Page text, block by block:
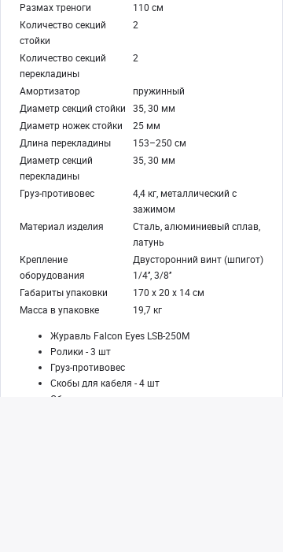
Размах треноги
110 см
Количество секций
стойки
2
Количество секций
перекладины
2
Амортизатор
пружинный
Диаметр секций стойки
35, 30 мм
Диаметр ножек стойки
25 мм
Длина перекладины
153–250 см
Диаметр секций
перекладины
35, 30 мм
Груз-противовес
4,4 кг, металлический с
зажимом
Материал изделия
Сталь, алюминиевый сплав,
латунь
Крепление
оборудования
Двусторонний винт (шпигот)
1/4’’, 3/8’’
Габариты упаковки
170 х 20 х 14 см
Масса в упаковке
19,7 кг
Журавль Falcon Eyes LSB-250M
Ролики - 3 шт
Груз-противовес
Скобы для кабеля - 4 шт
Обрезиненная рукоятка